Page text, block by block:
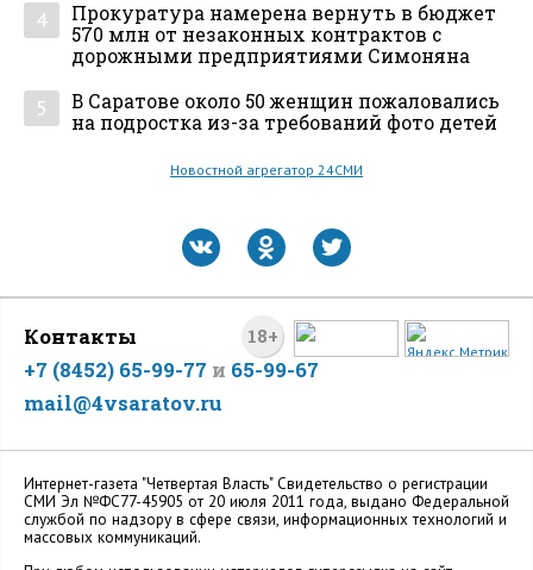
4
Прокуратура намерена вернуть в бюджет
570 млн от незаконных контрактов с
дорожными предприятиями Симоняна
5
В Саратове около 50 женщин пожаловались
на подростка из-за требований фото детей
Новостной агрегатор 24СМИ
18+
Контакты
+7 (8452) 65-99-77 и 65-99-67
mail@4vsaratov.ru
Интернет-газета "Четвертая Власть" Cвидетельство о регистрации
СМИ Эл №ФС77-45905 от 20 июля 2011 года, выдано Федеральной
службой по надзору в сфере связи, информационных технологий и
массовых коммуникаций.